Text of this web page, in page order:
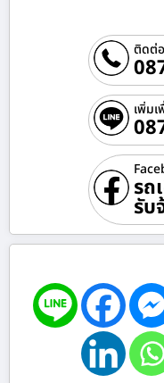
ติดต่อ
เพิ่ม
รถ
รับ